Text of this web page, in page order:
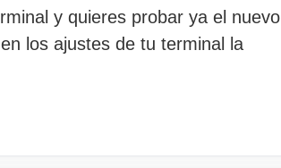
y quieres probar ya el nuevo
los ajustes de tu terminal la